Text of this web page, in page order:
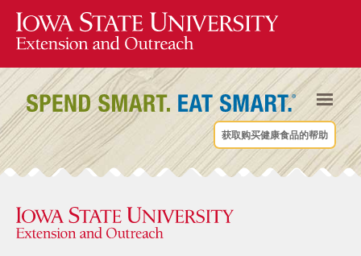
获取购买健康食品的帮助